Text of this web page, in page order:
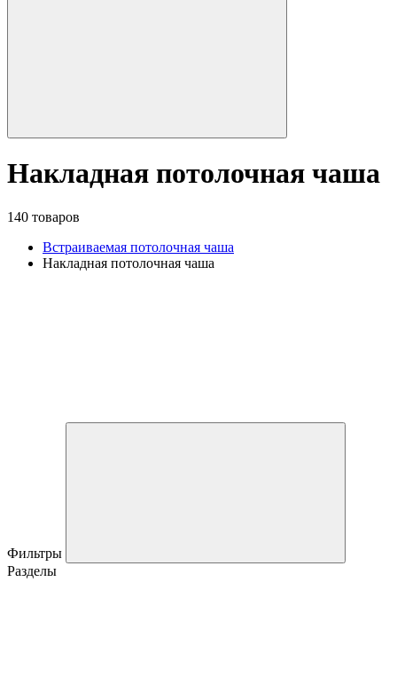
Накладная потолочная чаша
140 товаров
Встраиваемая потолочная чаша
Накладная потолочная чаша
Фильтры
Разделы